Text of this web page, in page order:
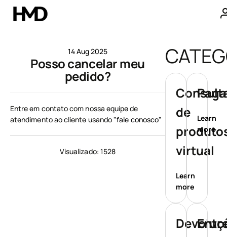
Smartphones
Telemóveis básicos
Acessórios
Ofertas
14 Aug 2025
Posso cancelar meu
pedido?
Entre em contato com nossa equipe de
atendimento ao cliente usando"fale conosco"
Visualizado: 1528
de
virtual
Learn
more
Learn
more